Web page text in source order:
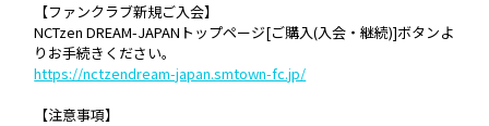
【ファンクラブ新規ご入会】
NCTzen DREAM-JAPANトップページ[ご購入(入会・継続)]ボタンよ
りお手続きください。
https://nctzendream-japan.smtown-fc.jp/
【注意事項】